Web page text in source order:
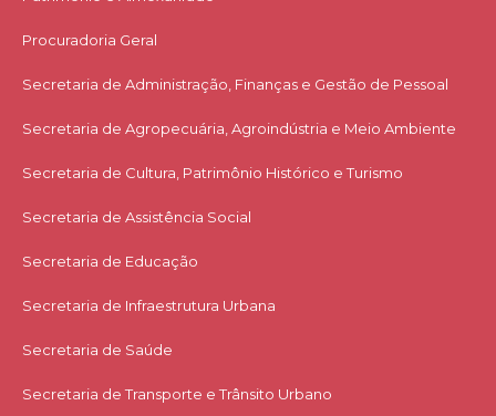
Procuradoria Geral
Secretaria de Administração, Finanças e Gestão de Pessoal
Secretaria de Agropecuária, Agroindústria e Meio Ambiente
Secretaria de Cultura, Patrimônio Histórico e Turismo
Secretaria de Assistência Social
Secretaria de Educação
Secretaria de Infraestrutura Urbana
Secretaria de Saúde
Secretaria de Transporte e Trânsito Urbano